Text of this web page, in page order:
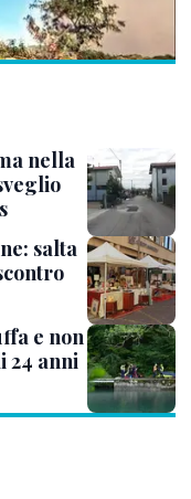
nella
salta
e non
24 anni